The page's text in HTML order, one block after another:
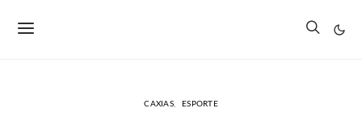
CAXIAS ESPORTE